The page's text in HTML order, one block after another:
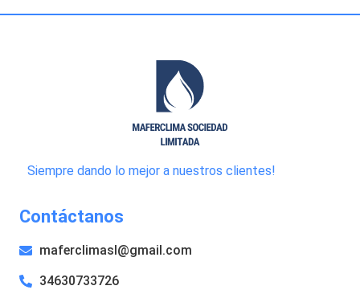
Siempre dando lo mejor a nuestros clientes!
Contáctanos
maferclimasl@gmail.com
34630733726